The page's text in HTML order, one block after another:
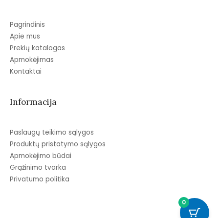
Pagrindinis
Apie mus
Prekių katalogas
Apmokėjimas
Kontaktai
Informacija
Paslaugų teikimo sąlygos
Produktų pristatymo sąlygos
Apmokėjimo būdai
Grąžinimo tvarka
Privatumo politika
0